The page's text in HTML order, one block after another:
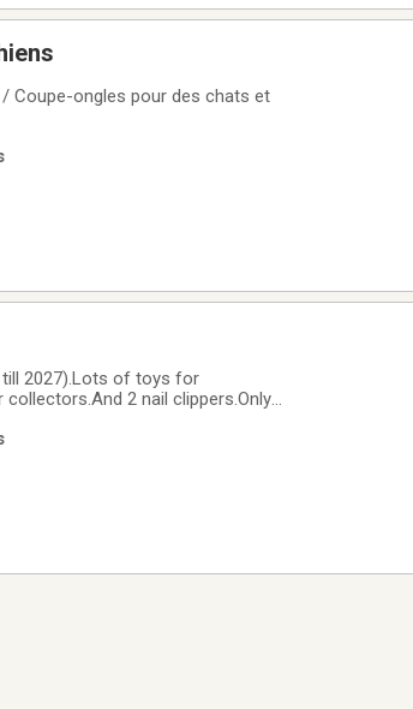
Coupe-ongles pour des chats et
2027).Lots of toys for
2 nail clippers.Only